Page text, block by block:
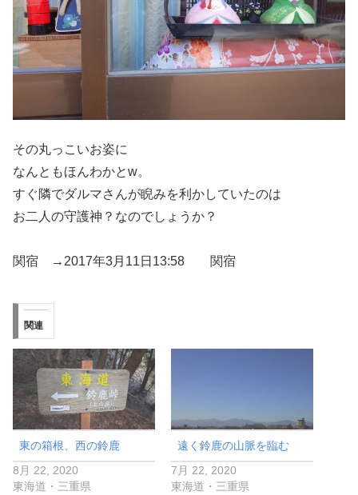
その丸っこいお姿に
なんともほんわかとw。
すぐ隣でダルマさんが睨みを利かしていたのは
お二人の守護神？なのでしょうか？
関宿 →2017年3月11日13:58 関宿
関連
東の箱根、西の鈴鹿
8月 22, 2020
東海道・三重県
遠く鈴鹿の山脈を臨む
7月 22, 2020
東海道・三重県